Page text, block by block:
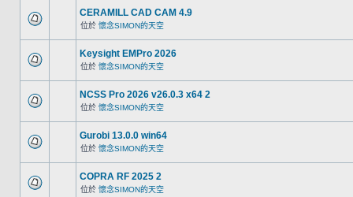
CERAMILL CAD CAM 4.9
位於 懷念SIMON的天空
Keysight EMPro 2026
位於 懷念SIMON的天空
NCSS Pro 2026 v26.0.3 x64 2
位於 懷念SIMON的天空
Gurobi 13.0.0 win64
位於 懷念SIMON的天空
COPRA RF 2025 2
位於 懷念SIMON的天空